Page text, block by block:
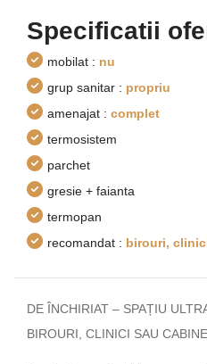
Specificatii
mobilat : nu
grup sanitar : propriu
amenajat : complet
termosistem
parchet
gresie + faianta
termopan
recomandat : birouri,
DE ÎNCHIRIAT – SPAȚIU
BIROURI, CLINICI SAU